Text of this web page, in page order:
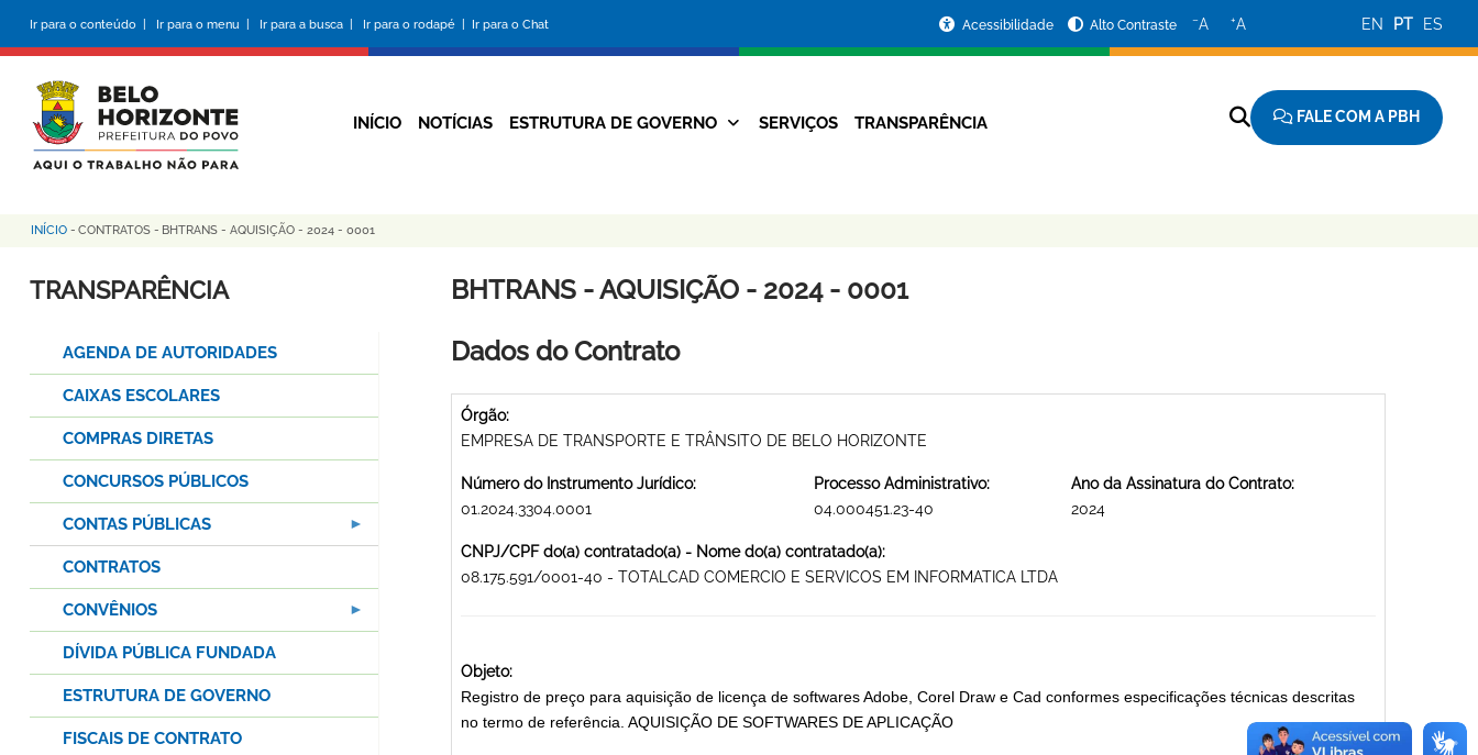
conteúdo
principal
Ir para o conteúdo | Ir para o menu | Ir para a busca | Ir para o rodapé | Ir para o Chat
da
Prefeitura
Acessibilidade Alto Contraste −A +A EN PT ES
Navegação
INÍCIO NOTÍCIAS ESTRUTURA DE GOVERNO SERVIÇOS TRANSPARÊNCIA FALE COM A PBH
Trilha
de
INÍCIO - CONTRATOS - BHTRANS - AQUISIÇÃO - 2024 - 0001
BHTRANS - AQUISIÇÃO - 2024 - 0001
Dados do Contrato
Órgão:
EMPRESA DE TRANSPORTE E TRÂNSITO DE BELO HORIZONTE
Número do Instrumento Jurídico:
01.2024.3304.0001
Processo Administrativo:
04.000451.23-40
Ano da Assinatura do Contrato:
2024
CNPJ/CPF do(a) contratado(a) - Nome do(a) contratado(a):
08.175.591/0001-40 - TOTALCAD COMERCIO E SERVICOS EM INFORMATICA LTDA
Objeto:
Registro de preço para aquisição de licença de softwares Adobe, Corel Draw e Cad conformes especificações técnicas descritas
no termo de referência. AQUISIÇÃO DE SOFTWARES DE APLICAÇÃO
TRANSPARÊNCIA
AGENDA DE AUTORIDADES
CAIXAS ESCOLARES
COMPRAS DIRETAS
CONCURSOS PÚBLICOS
CONTAS PÚBLICAS
CONTRATOS
CONVÊNIOS
DÍVIDA PÚBLICA FUNDADA
ESTRUTURA DE GOVERNO
FISCAIS DE CONTRATO